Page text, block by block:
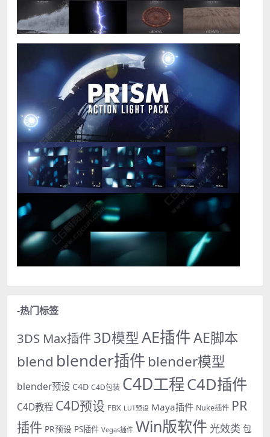
-热门标签
3DS Max插件3D模型AE插件AE脚本
blend blender插件 blender模型
blender预设 C4D C4D包装 C4D工程C4D插件
C4D教程 C4D预设 FBX LUT预设 Maya插件 Nuke插件 PR
插件 PR预设 PS插件 Vegas插件 Win版软件 光效类 包